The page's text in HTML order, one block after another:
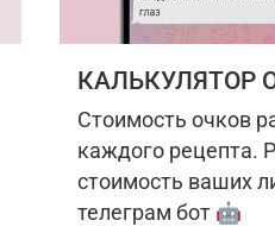
КАЛЬКУЛЯТОР
Стоимость очков
каждого рецепта.
стоимость ваших
телеграм бот 🤖